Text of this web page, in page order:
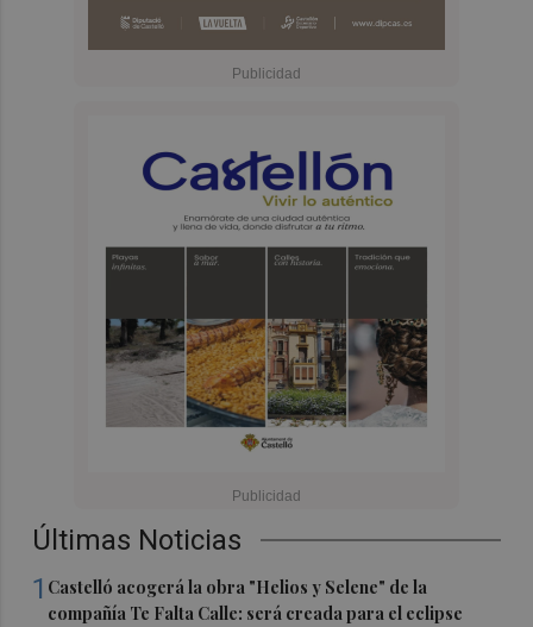
Últimas Noticias
1 Castelló acogerá la obra "Helios y Selene" de la
compañía Te Falta Calle: será creada para el eclipse